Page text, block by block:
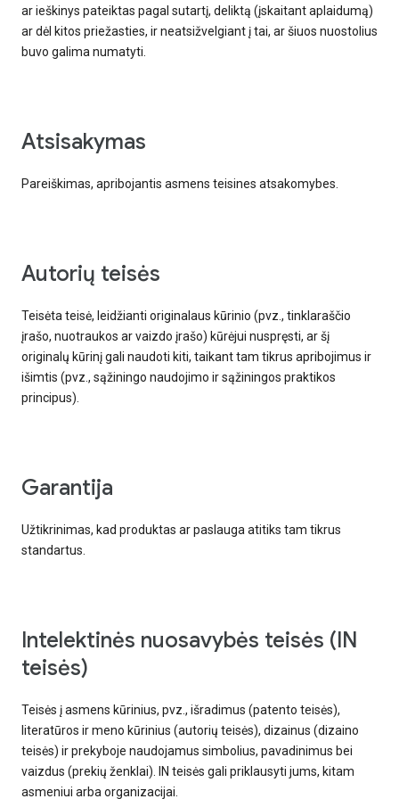
ar ieškinys pateiktas pagal sutartį, deliktą (įskaitant aplaidumą)
ar dėl kitos priežasties, ir neatsižvelgiant į tai, ar šiuos nuostolius
buvo galima numatyti.
atsisakymas
Pareiškimas, apribojantis asmens teisines atsakomybes.
autorių teisės
Teisėta teisė, leidžianti originalaus kūrinio (pvz., tinklaraščio
įrašo, nuotraukos ar vaizdo įrašo) kūrėjui nuspręsti, ar šį
originalų kūrinį gali naudoti kiti, taikant tam tikrus apribojimus ir
išimtis (pvz., sąžiningo naudojimo ir sąžiningos praktikos
principus).
garantija
Užtikrinimas, kad produktas ar paslauga atitiks tam tikrus
standartus.
intelektinės nuosavybės teisės (IN
teisės)
Teisės į asmens kūrinius, pvz., išradimus (patento teisės),
literatūros ir meno kūrinius (autorių teisės), dizainus (dizaino
teisės) ir prekyboje naudojamus simbolius, pavadinimus bei
vaizdus (prekių ženklai). IN teisės gali priklausyti jums, kitam
asmeniui arba organizacijai.